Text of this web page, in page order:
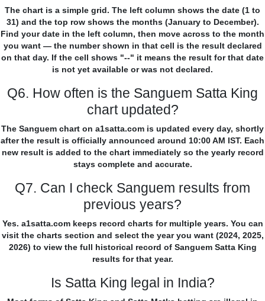
The chart is a simple grid. The left column shows the date (1 to
31) and the top row shows the months (January to December).
Find your date in the left column, then move across to the month
you want — the number shown in that cell is the result declared
on that day. If the cell shows "--" it means the result for that date
is not yet available or was not declared.
Q6. How often is the Sanguem Satta King
chart updated?
The Sanguem chart on a1satta.com is updated every day, shortly
after the result is officially announced around 10:00 AM IST. Each
new result is added to the chart immediately so the yearly record
stays complete and accurate.
Q7. Can I check Sanguem results from
previous years?
Yes. a1satta.com keeps record charts for multiple years. You can
visit the charts section and select the year you want (2024, 2025,
2026) to view the full historical record of Sanguem Satta King
results for that year.
Is Satta King legal in India?